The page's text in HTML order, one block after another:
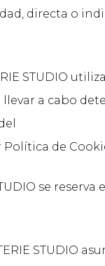
directa o
STUDIO
a cabo
Política de
se